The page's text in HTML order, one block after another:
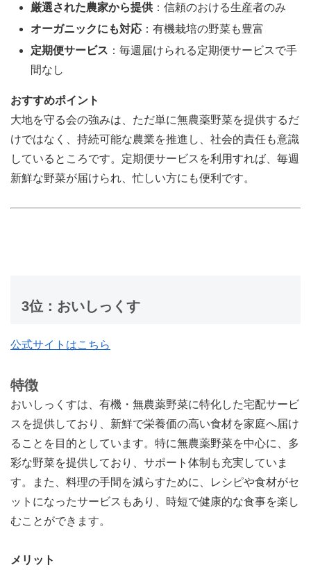
厳選された農家から提供 ：信頼のおける生産者のみ
オーガニックにも対応 ：有機栽培の野菜も豊富
定期便サービス ：毎週届けられる定期便サービスで手
間なし
おすすめポイント
大地を守る会の強みは、ただ単に無農薬野菜を提供するだ
けではなく、持続可能な農業を推進し、社会的責任も意識
しているところです。定期便サービスを利用すれば、毎週
新鮮な野菜が届けられ、忙しい方にも便利です。
3位：おいしっくす
公式サイトはこちら
特徴
おいしっくすは、有機・無農薬野菜に特化した宅配サービ
スを提供しており、新鮮で栄養価の高い食材を家庭へ届け
ることを目的としています。特に無農薬野菜を中心に、多
彩な野菜を提供しており、サポート体制も充実していま
す。また、料理の手間を減らすために、レシピや食材がセ
ットになったサービスもあり、時短で健康的な食事を楽し
むことができます。
メリット